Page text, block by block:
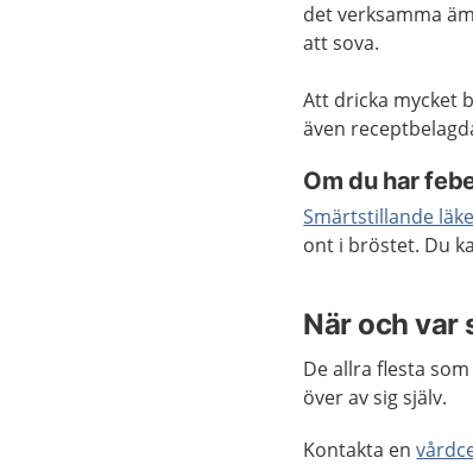
det verksamma
att sova.
Att dricka mycket
även
Om du har
Smärtstillande
ont i bröstet. Du
När och var
De allra flesta
över av sig själv.
Kontakta en